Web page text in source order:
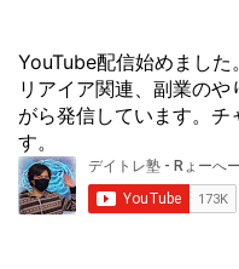
YouTube配信始めました
リアイア関連、副業の
がら発信しています。チ
す。